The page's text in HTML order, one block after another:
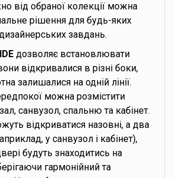
від обраної колекції можна
рішення для будь-яких
дизайнерських завдань.
дозволяє встановлювати
відкривалися в різні боки,
залишалися на одній лінії.
можна розмістити
санвузол, спальню та кабінет.
відкриватися назовні, а два
у санвузол і кабінет),
будуть знаходитись на
гармонійний та